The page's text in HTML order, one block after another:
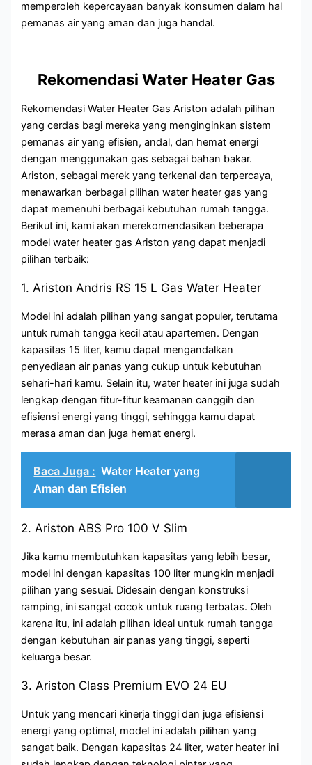
memperoleh kepercayaan banyak konsumen dalam hal
pemanas air yang aman dan juga handal.
Rekomendasi Water Heater Gas
Rekomendasi Water Heater Gas Ariston adalah pilihan
yang cerdas bagi mereka yang menginginkan sistem
pemanas air yang efisien, andal, dan hemat energi
dengan menggunakan gas sebagai bahan bakar.
Ariston, sebagai merek yang terkenal dan terpercaya,
menawarkan berbagai pilihan water heater gas yang
dapat memenuhi berbagai kebutuhan rumah tangga.
Berikut ini, kami akan merekomendasikan beberapa
model water heater gas Ariston yang dapat menjadi
pilihan terbaik:
1. Ariston Andris RS 15 L Gas Water Heater
Model ini adalah pilihan yang sangat populer, terutama
untuk rumah tangga kecil atau apartemen. Dengan
kapasitas 15 liter, kamu dapat mengandalkan
penyediaan air panas yang cukup untuk kebutuhan
sehari-hari kamu. Selain itu, water heater ini juga sudah
lengkap dengan fitur-fitur keamanan canggih dan
efisiensi energi yang tinggi, sehingga kamu dapat
merasa aman dan juga hemat energi.
Baca Juga : Water Heater yang
Aman dan Efisien
2. Ariston ABS Pro 100 V Slim
Jika kamu membutuhkan kapasitas yang lebih besar,
model ini dengan kapasitas 100 liter mungkin menjadi
pilihan yang sesuai. Didesain dengan konstruksi
ramping, ini sangat cocok untuk ruang terbatas. Oleh
karena itu, ini adalah pilihan ideal untuk rumah tangga
dengan kebutuhan air panas yang tinggi, seperti
keluarga besar.
3. Ariston Class Premium EVO 24 EU
Untuk yang mencari kinerja tinggi dan juga efisiensi
energi yang optimal, model ini adalah pilihan yang
sangat baik. Dengan kapasitas 24 liter, water heater ini